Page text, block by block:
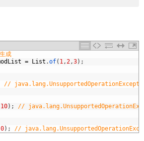
成
= List .of( 1,2,3) ;
//
10) ; //
0) ; //